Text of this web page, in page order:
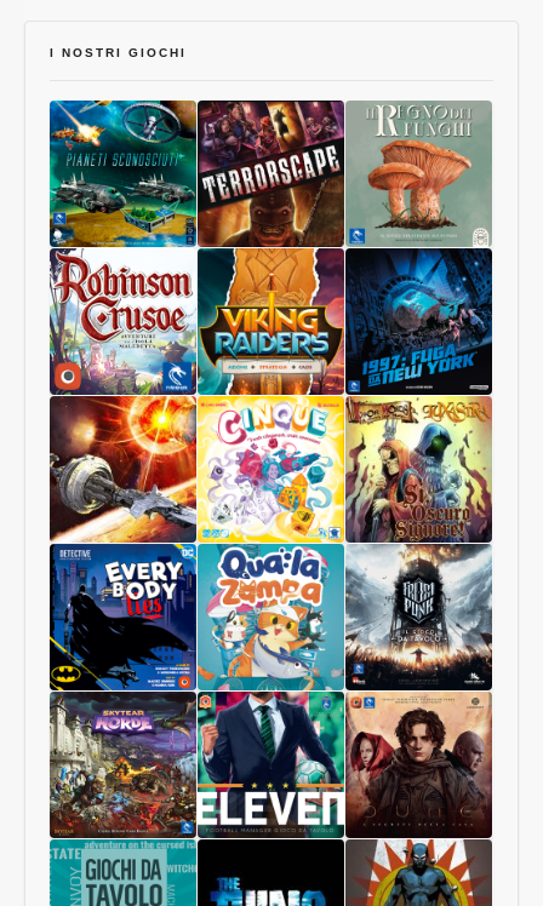
I NOSTRI GIOCHI
Pianeti
Sconosciuti
Terrorscape
Il
Regno
dei
Funghi
Robinson
Crusoe
Collector
Edition
Viking
Raiders
1997:
Fuga
da
New
York
Starship
Interstellar
Cinque
Sì,
Oscuro
Signore
Luxastra
Batman:
Tutti
Mentono
Qua
la
zampa
Frostpunk
Skytear
Horde
DUNE: